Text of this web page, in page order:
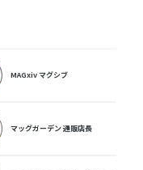
MAGxiv マグシブ
マッグガーデン 通販店長